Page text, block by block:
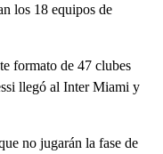
los 18 equipos de
formato de 47 clubes
llegó al Inter Miami y
no jugarán la fase de